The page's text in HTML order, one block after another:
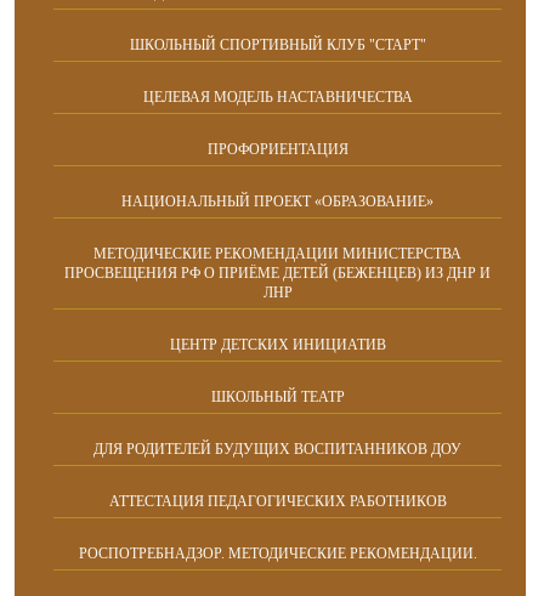
ШКОЛЬНЫЙ СПОРТИВНЫЙ КЛУБ "СТАРТ"
ЦЕЛЕВАЯ МОДЕЛЬ НАСТАВНИЧЕСТВА
ПРОФОРИЕНТАЦИЯ
НАЦИОНАЛЬНЫЙ ПРОЕКТ «ОБРАЗОВАНИЕ»
МЕТОДИЧЕСКИЕ РЕКОМЕНДАЦИИ МИНИСТЕРСТВА
ПРОСВЕЩЕНИЯ РФ О ПРИЁМЕ ДЕТЕЙ (БЕЖЕНЦЕВ) ИЗ ДНР И
ЛНР
ЦЕНТР ДЕТСКИХ ИНИЦИАТИВ
ШКОЛЬНЫЙ ТЕАТР
ДЛЯ РОДИТЕЛЕЙ БУДУЩИХ ВОСПИТАННИКОВ ДОУ
АТТЕСТАЦИЯ ПЕДАГОГИЧЕСКИХ РАБОТНИКОВ
РОСПОТРЕБНАДЗОР. МЕТОДИЧЕСКИЕ РЕКОМЕНДАЦИИ.